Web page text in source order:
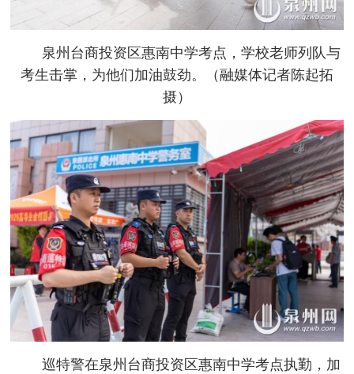
泉州台商投资区惠南中学考点，学校老师列队与
考生击掌，为他们加油鼓劲。（融媒体记者陈起拓
摄）
巡特警在泉州台商投资区惠南中学考点执勤，加